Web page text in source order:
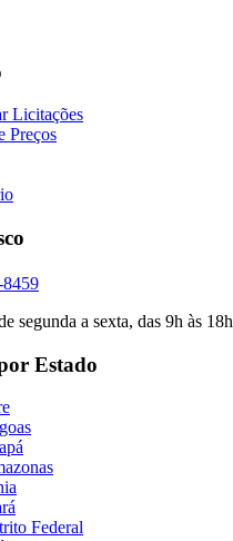
Licitações
Preços
segunda a sexta, das 9h às 18h
Estado
Federal